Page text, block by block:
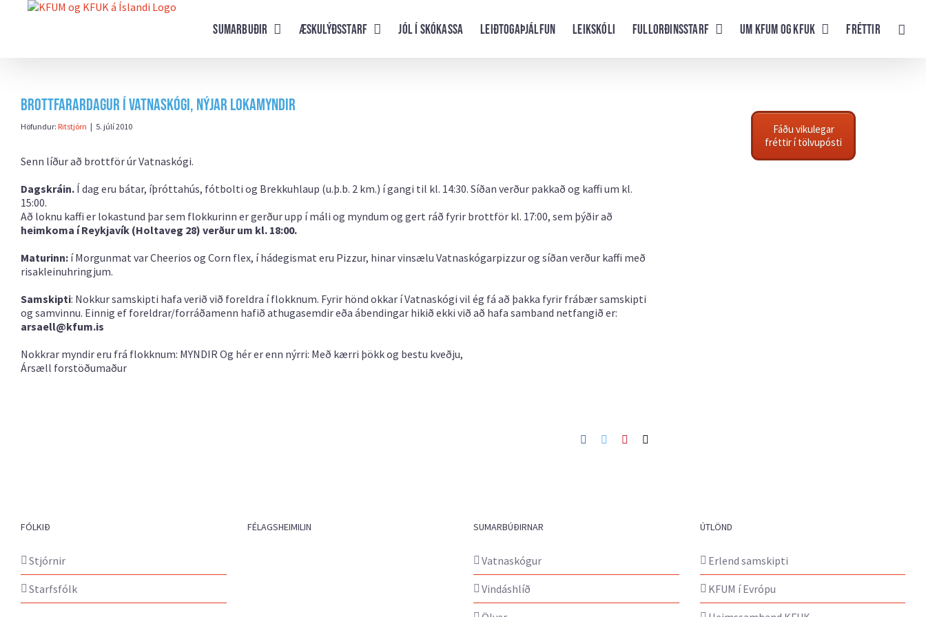
Sumarbuðir Æskulýðsstarf Jól í skókassa Leiðtogaþjálfun Leikskóli Fullorðinsstarf UM KFUM og KFUK Fréttir
Brottfarardagur í Vatnaskógi, nýjar lokamyndir
Höfundur: Ritstjórn | 5. júlí 2010
Senn líður að brottför úr Vatnaskógi.
Dagskráin. Í dag eru bátar, íþróttahús, fótbolti og Brekkuhlaup (u.þ.b. 2 km.) í gangi til kl. 14:30. Síðan verður pakkað og kaffi um kl.
15:00.
Að loknu kaffi er lokastund þar sem flokkurinn er gerður upp í máli og myndum og gert ráð fyrir brottför kl. 17:00, sem þýðir að
heimkoma í Reykjavík (Holtaveg 28) verður um kl. 18:00.
Maturinn: í Morgunmat var Cheerios og Corn flex, í hádegismat eru Pizzur, hinar vinsælu Vatnaskógarpizzur og síðan verður kaffi með
risakleinuhringjum.
Samskipti: Nokkur samskipti hafa verið við foreldra í flokknum. Fyrir hönd okkar í Vatnaskógi vil ég fá að þakka fyrir frábær samskipti
og samvinnu. Einnig ef foreldrar/forráðamenn hafið athugasemdir eða ábendingar hikið ekki við að hafa samband netfangið er:
arsaell@kfum.is
Nokkrar myndir eru frá flokknum: MYNDIROg hér er enn nýrri: Með kærri þökk og bestu kveðju,
Ársæll forstöðumaður
Facebook
TwitterPinterest
Fáðu vikulegar
fréttir í tölvupósti
FÓLKIÐ
Stjórnir
Starfsfólk
FÉLAGSHEIMILIN SUMARBÚÐIRNAR
Vatnaskógur
Vindáshlíð
ÚTLÖND
Erlend samskipti
KFUM í Evrópu